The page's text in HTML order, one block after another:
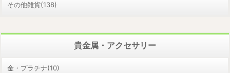
その他雑貨(138)
貴金属・アクセサリー
金・プラチナ(10)